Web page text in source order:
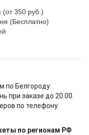
(от 350 руб.)
(Бесплатно)
по Белгороду
при заказе до 20.00.
по телефону.
по регионам РФ